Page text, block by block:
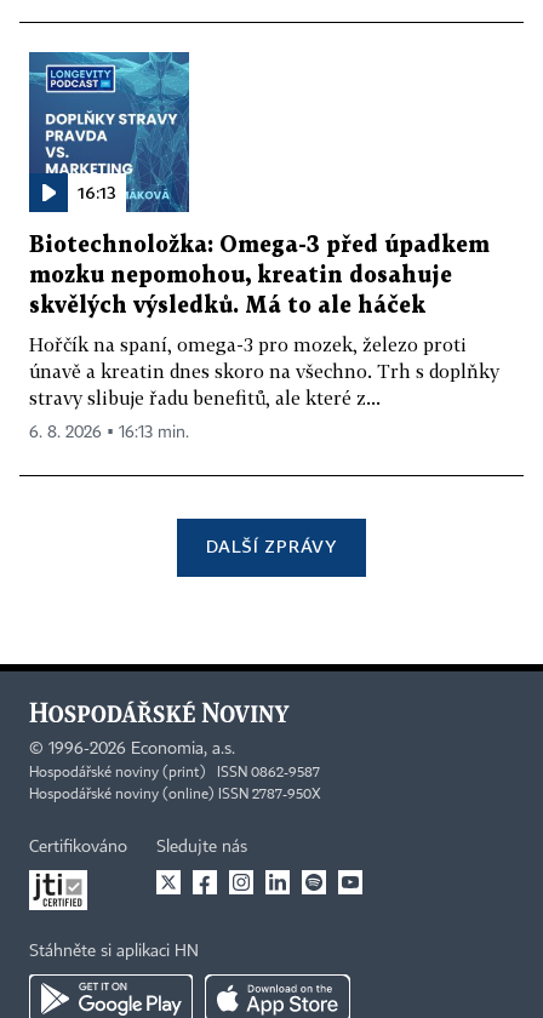
16:13
Biotechnoložka: Omega-3 před úpadkem
mozku nepomohou, kreatin dosahuje
skvělých výsledků. Má to ale háček
Hořčík na spaní, omega-3 pro mozek, železo proti
únavě a kreatin dnes skoro na všechno. Trh s doplňky
stravy slibuje řadu benefitů, ale které z...
6. 8. 2026 ▪ 16:13 min.
DALŠÍ ZPRÁVY
© 1996-2026 Economia, a.s.
Hospodářské noviny (print) ISSN 0862-9587
Hospodářské noviny (online) ISSN 2787-950X
Certifikováno Sledujte nás
Stáhněte si aplikaci HN